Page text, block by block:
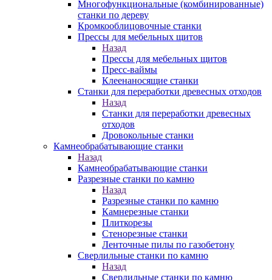
Многофункциональные (комбинированные)
станки по дереву
Кромкооблицовочные станки
Прессы для мебельных щитов
Назад
Прессы для мебельных щитов
Пресс-ваймы
Клеенаносящие станки
Станки для переработки древесных отходов
Назад
Станки для переработки древесных
отходов
Дровокольные станки
Камнеобрабатывающие станки
Назад
Камнеобрабатывающие станки
Разрезные станки по камню
Назад
Разрезные станки по камню
Камнерезные станки
Плиткорезы
Стенорезные станки
Ленточные пилы по газобетону
Сверлильные станки по камню
Назад
Сверлильные станки по камню